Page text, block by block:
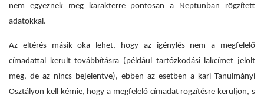
nem egyeznek meg karakterre pontosan a Neptunban rögzített
adatokkal.
Az eltérés másik oka lehet, hogy az igénylés nem a megfelelő
címadattal került továbbításra (például tartózkodási lakcímet jelölt
meg, de az nincs bejelentve), ebben az esetben a kari Tanulmányi
Osztályon kell kérnie, hogy a megfelelő címadat rögzítésre kerüljön, s